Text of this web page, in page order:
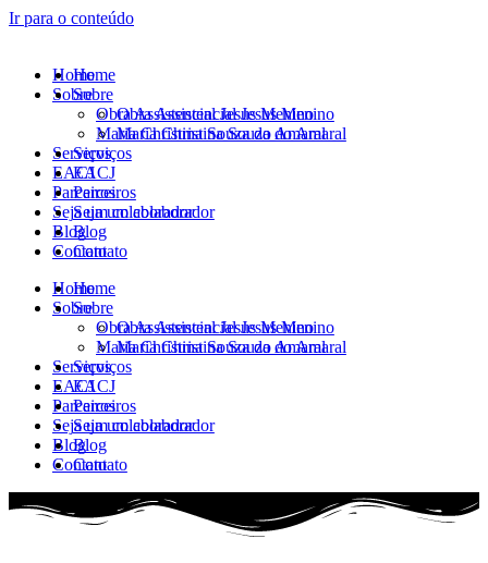
Ir para o conteúdo
Home
Sobre
Obra Assistencial Jesus Menino
Maria Christina Souza do Amaral
Serviços
EACJ
Parceiros
Seja um colaborador
Blog
Contato
Home
Sobre
Obra Assistencial Jesus Menino
Maria Christina Souza do Amaral
Serviços
EACJ
Parceiros
Seja um colaborador
Blog
Contato
Home
Sobre
Obra Assistencial Jesus Menino
Maria Christina Souza do Amaral
Serviços
EACJ
Parceiros
Seja um colaborador
Blog
Contato
Home
Sobre
Obra Assistencial Jesus Menino
Maria Christina Souza do Amaral
Serviços
EACJ
Parceiros
Seja um colaborador
Blog
Contato